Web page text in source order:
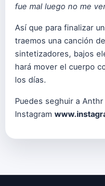
fue mal luego no me
Así que para finalizar
traemos una canción
sintetizadores, bajos
hará mover el cuerpo
los días.
Puedes seghuir a
Instagram